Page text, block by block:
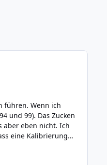
Zucken
aber eben nicht. Ich